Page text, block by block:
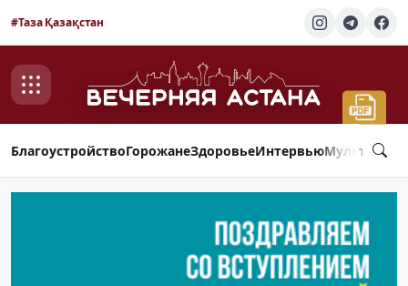
#Таза Қазақстан
БлагоустройствоГорожанеЗдоровьеИнтервью